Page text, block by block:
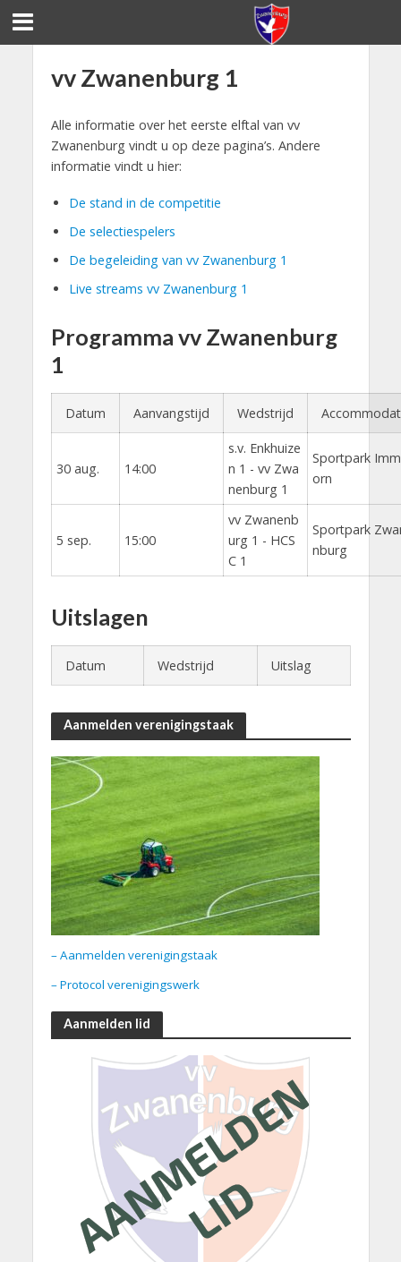
vv Zwanenburg 1
Alle informatie over het eerste elftal van vv
Zwanenburg vindt u op deze pagina’s. Andere
informatie vindt u hier:
De stand in de competitie
De selectiespelers
De begeleiding van vv Zwanenburg 1
Live streams vv Zwanenburg 1
Programma vv Zwanenburg
1
Datum Aanvangstijd Wedstrijd
30 aug. 14:00
s.v. Enkhuize
n 1 - vv Zwa
nenburg 1
Sportpark
orn
5 sep. 15:00
vv Zwanenb
urg 1 - HCS
C 1
Sportpark
nburg
Uitslagen
Datum Wedstrijd Uitslag
Aanmelden verenigingstaak
– Aanmelden verenigingstaak
– Protocol verenigingswerk
Aanmelden lid